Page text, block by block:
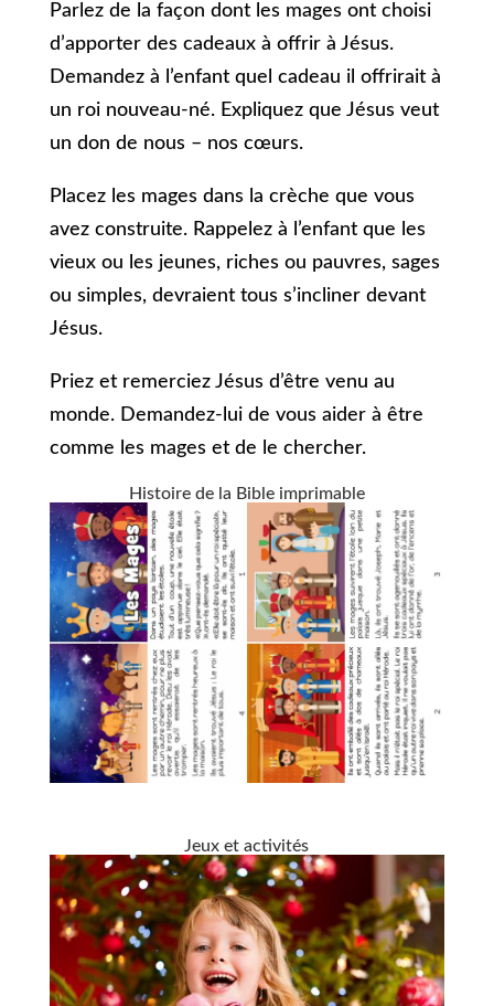
Parlez de la façon dont les mages ont choisi
d’apporter des cadeaux à offrir à Jésus.
Demandez à l’enfant quel cadeau il offrirait à
un roi nouveau-né. Expliquez que Jésus veut
un don de nous – nos cœurs.
Placez les mages dans la crèche que vous
avez construite. Rappelez à l’enfant que les
vieux ou les jeunes, riches ou pauvres, sages
ou simples, devraient tous s’incliner devant
Jésus.
Priez et remerciez Jésus d’être venu au
monde. Demandez-lui de vous aider à être
comme les mages et de le chercher.
Histoire de la Bible imprimable
Jeux et activités